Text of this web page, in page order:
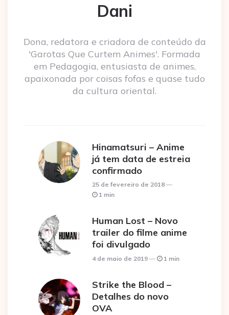
Dani
Dona, redatora e criadora de conteúdo da
'Garotas Que Curtem Animes'. Formada
em Pedagogia, entusiasta de animes,
apaixonada por coisas fofas e quase tudo
da cultura oriental.
Hinamatsuri – Anime
já tem data de estreia
confirmado
25 de fevereiro de 2018
1 min
Human Lost – Novo
trailer do filme anime
foi divulgado
4 de maio de 2019 1 min
Strike the Blood –
Detalhes do novo
OVA